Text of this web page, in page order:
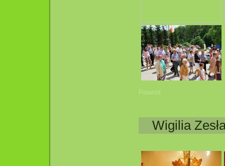
Powrót
Wigilia